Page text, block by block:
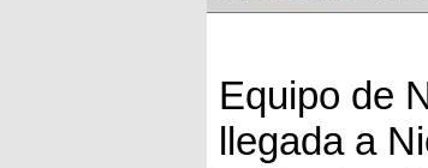
Equipo de
llegada a